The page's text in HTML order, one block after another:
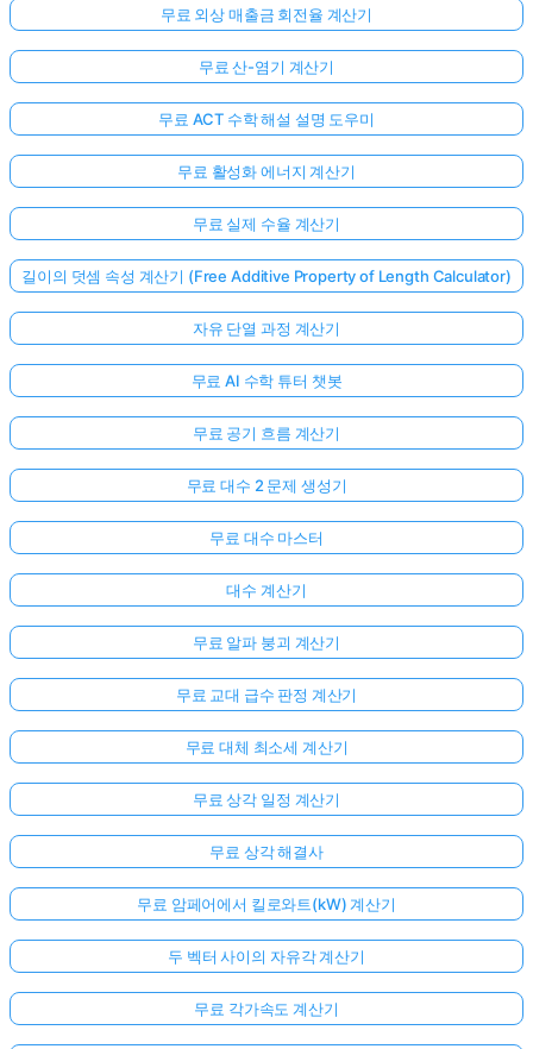
무료 외상 매출금 회전율 계산기
무료 산-염기 계산기
무료 ACT 수학 해설 설명 도우미
무료 활성화 에너지 계산기
무료 실제 수율 계산기
길이의 덧셈 속성 계산기 (Free Additive Property of Length Calculator)
자유 단열 과정 계산기
무료 AI 수학 튜터 챗봇
무료 공기 흐름 계산기
무료 대수 2 문제 생성기
무료 대수 마스터
대수 계산기
무료 알파 붕괴 계산기
무료 교대 급수 판정 계산기
무료 대체 최소세 계산기
무료 상각 일정 계산기
무료 상각 해결사
무료 암페어에서 킬로와트(kW) 계산기
두 벡터 사이의 자유각 계산기
무료 각가속도 계산기